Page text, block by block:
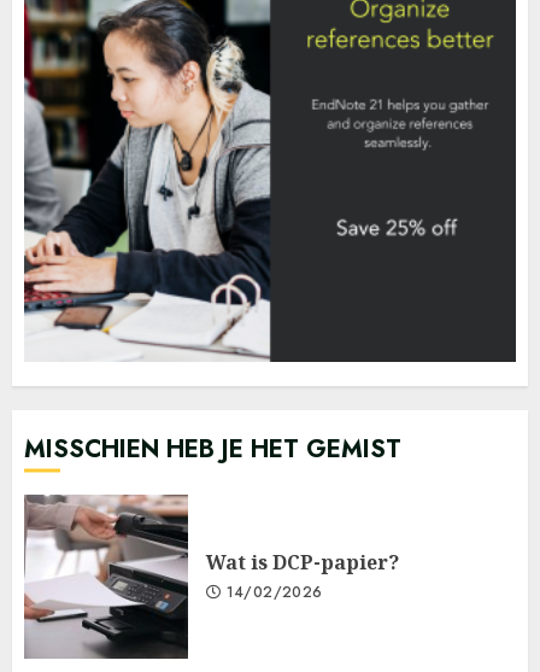
MISSCHIEN HEB JE HET GEMIST
Wat is DCP-papier?
14/02/2026